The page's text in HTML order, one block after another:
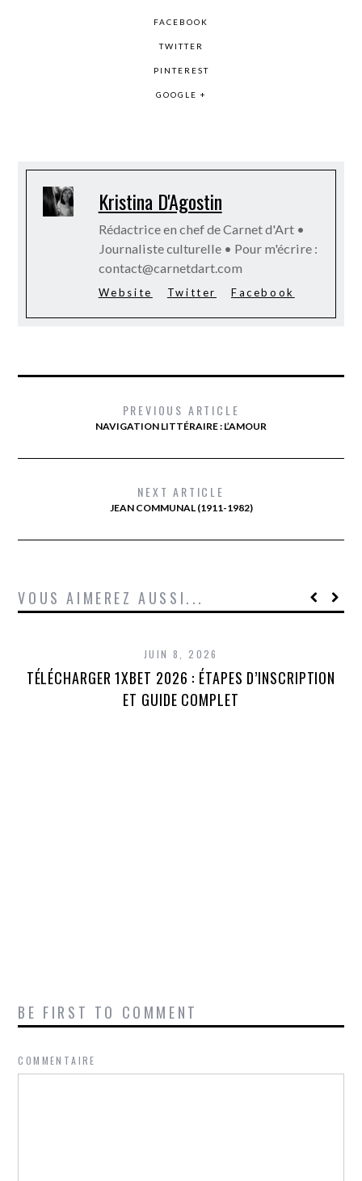
FACEBOOK
TWITTER
PINTEREST
GOOGLE +
Kristina D'Agostin
Rédactrice en chef de Carnet d'Art •
Journaliste culturelle • Pour m'écrire :
contact@carnetdart.com
Website Twitter Facebook
PREVIOUS ARTICLE
NAVIGATION LITTÉRAIRE : L’AMOUR
NEXT ARTICLE
JEAN COMMUNAL (1911-1982)
VOUS AIMEREZ AUSSI...
JUIN 8, 2026
TÉLÉCHARGER 1XBET 2026 : ÉTAPES D’INSCRIPTION
ET GUIDE COMPLET
BE FIRST TO COMMENT
COMMENTAIRE